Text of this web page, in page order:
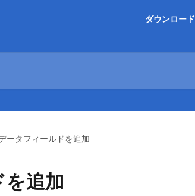
ダウンロード
ータフィールドを追加
追加